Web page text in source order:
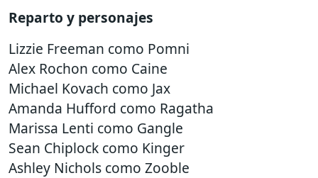
Reparto y personajes
Lizzie Freeman como Pomni
Alex Rochon como Caine
Michael Kovach como Jax
Amanda Hufford como Ragatha
Marissa Lenti como Gangle
Sean Chiplock como Kinger
Ashley Nichols como Zooble